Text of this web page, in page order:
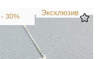
Эксклюзив
- 30%